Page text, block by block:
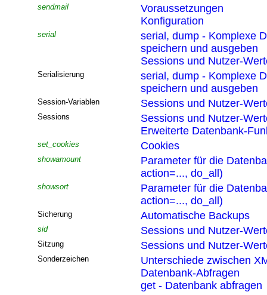
sendmail
Voraussetzungen
Konfiguration
serial
serial, dump - Komplexe
speichern und ausgeben
Sessions und Nutzer-
Serialisierung
serial, dump - Komplexe
speichern und ausgeben
Session-Variablen Sessions und Nutzer-
Sessions
Sessions und Nutzer-
Erweiterte Datenbank-
set_cookies Cookies
showamount
Parameter für die
action=..., do_all)
showsort
Parameter für die
action=..., do_all)
Sicherung Automatische Backups
sid Sessions und Nutzer-
Sitzung Sessions und Nutzer-
Sonderzeichen
Unterschiede zwischen
Datenbank-Abfragen
get - Datenbank abfragen